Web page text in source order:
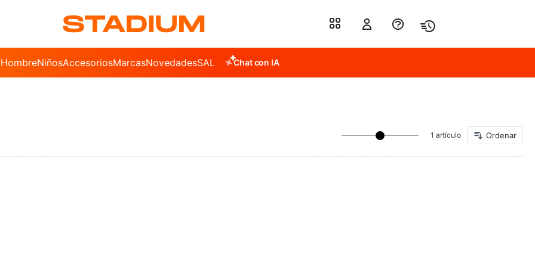
HombreNiñosAccesoriosMarcasNovedadesSALE Chat con IA
1 artículo